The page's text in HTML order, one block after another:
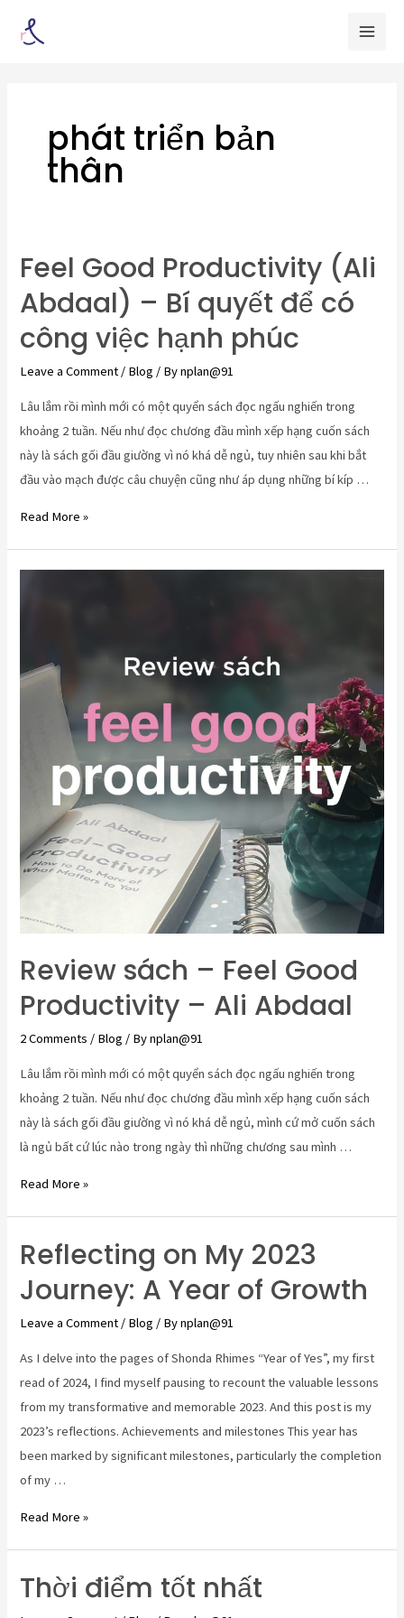
phát triển bản
thân
Feel Good Productivity (Ali
Abdaal) – Bí quyết để có
công việc hạnh phúc
Leave a Comment / Blog / Bynplan@91
Lâu lắm rồi mình mới có một quyển sách đọc ngấu nghiến trong
khoảng 2 tuần. Nếu như đọc chương đầu mình xếp hạng cuốn sách
này là sách gối đầu giường vì nó khá dễ ngủ, tuy nhiên sau khi bắt
đầu vào mạch được câu chuyện cũng như áp dụng những bí kíp …
Feel
Productivity
(Ali
Bí
quyết
để
có
hạnh
Read More »
Review sách – Feel Good
Productivity – Ali Abdaal
2 Comments / Blog / Bynplan@91
Lâu lắm rồi mình mới có một quyển sách đọc ngấu nghiến trong
khoảng 2 tuần. Nếu như đọc chương đầu mình xếp hạng cuốn sách
này là sách gối đầu giường vì nó khá dễ ngủ, mình cứ mở cuốn sách
là ngủ bất cứ lúc nào trong ngày thì những chương sau mình …
Good
Productivity
Read More »
Reflecting on My 2023
Journey: A Year of Growth
Leave a Comment / Blog / Bynplan@91
As I delve into the pages of Shonda Rhimes “Year of Yes”, my first
read of 2024, I find myself pausing to recount the valuable lessons
from my transformative and memorable 2023. And this post is my
2023’s reflections. Achievements and milestones This year has
been marked by significant milestones, particularly the completion
of my …
Reflecting
My
2023
Read More »
Thời điểm tốt nhất
Thời